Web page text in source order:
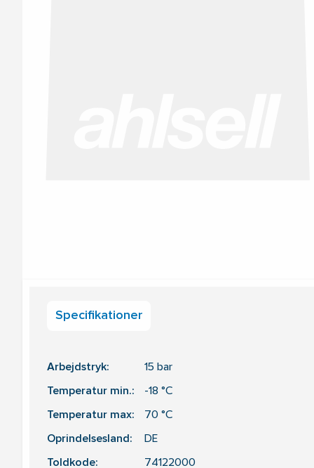
Specifikationer
Arbejdstryk: 15 bar
Temperatur min.: -18 °C
Temperatur max: 70 °C
Oprindelsesland: DE
Toldkode: 74122000